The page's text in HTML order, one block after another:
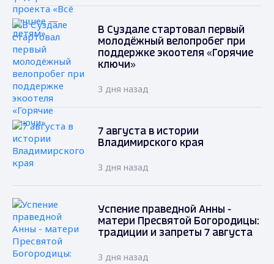
В Суздале стартовал первый
молодёжный велопробег при
поддержке экоотеля «Горячие
ключи»
3 дня назад
7 августа в истории
Владимирского края
3 дня назад
Успение праведной Анны -
матери Пресвятой Богородицы:
традиции и запреты 7 августа
3 дня назад